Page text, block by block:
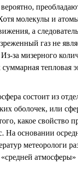
молекулы и
а
газ не
за мизерного
тепловая
состоит из
оболочек, или
какое свойство
На основании
метеорологи
атмосферы»